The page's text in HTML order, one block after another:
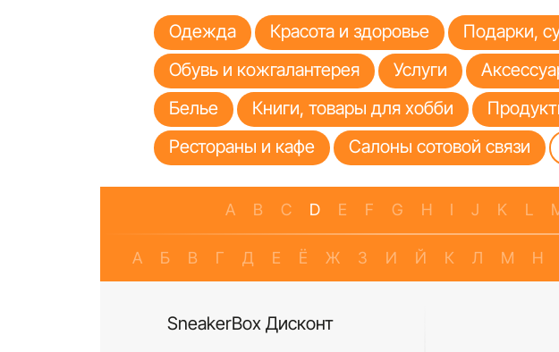
Одежда Красота и здоровье Подарки,
Обувь и кожгалантерея
Услуги
Белье
Книги, товары для хобби
Рестораны и кафе
Салоны сотовой связи
A B C D E F G H I J K L
А Б В Г Д Е Ё Ж З И Й К Л М Н
SneakerBox Дисконт